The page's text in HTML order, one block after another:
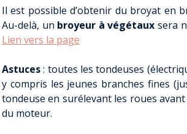
ÉCONOMIE
CONSOMMER
ECOWORK – ESPACE
PERMANENCES CONSEIL
ENTREPRISES EN
Il est possible d’obtenir du broyat en
Au-delà, un broyeur à végétaux sera
Lien vers la page
Astuces: toutes les tondeuses
y compris les jeunes branches fines
tondeuse en surélevant les roues
du moteur.